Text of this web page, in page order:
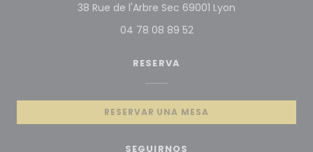
38 Rue de l'Arbre Sec 69001 Lyon
04 78 08 89 52
RESERVA
RESERVAR UNA MESA
SEGUIRNOS